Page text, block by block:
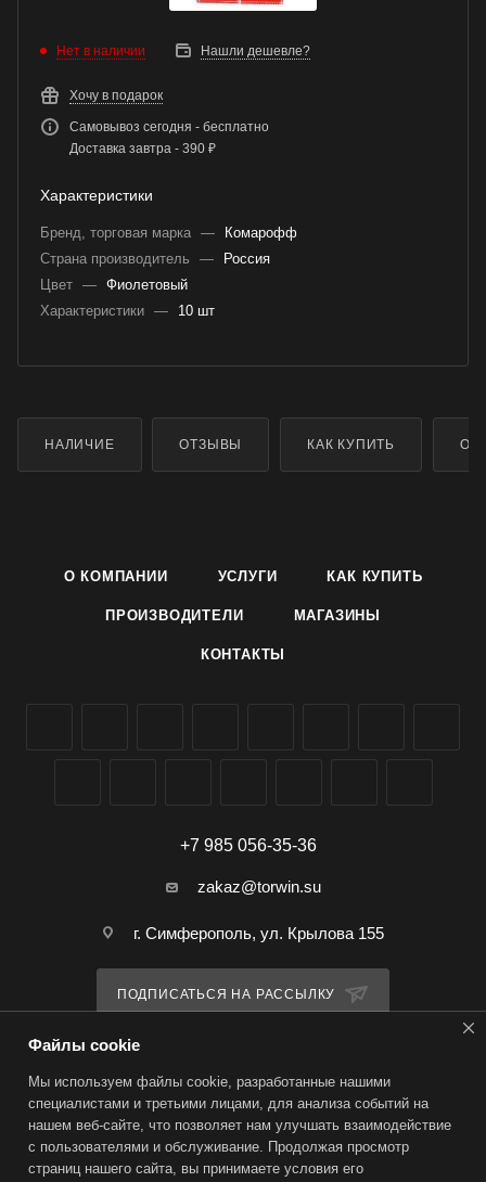
Нет в наличии Нашли дешевле?
Хочу в подарок
Самовывоз сегодня - бесплатно
Доставка завтра - 390 ₽
Характеристики
Бренд, торговая марка —
Комарофф
Страна производитель
—
Россия
Цвет — Фиолетовый
Характеристики — 10 шт
НАЛИЧИЕ ОТЗЫВЫ КАК КУПИТЬ
О КОМПАНИИ УСЛУГИ КАК КУПИТЬ
ПРОИЗВОДИТЕЛИ МАГАЗИНЫ
КОНТАКТЫ
+7 985 056-35-36
zakaz@torwin.su
г. Симферополь, ул. Крылова 155
ПОДПИСАТЬСЯ НА РАССЫЛКУ
2026 © TorWin – интернет-магазин
Файлы cookie
Мы используем файлы cookie, разработанные нашими
специалистами и третьими лицами, для анализа событий на
нашем веб-сайте, что позволяет нам улучшать взаимодействие
с пользователями и обслуживание. Продолжая просмотр
страниц нашего сайта, вы принимаете условия его